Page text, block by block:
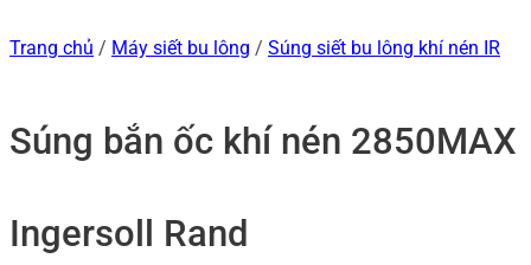
Trang chủ / Máy siết bu lông / Súng siết bu lông khí nén IR
Súng bắn ốc khí nén 2850MAX
Ingersoll Rand